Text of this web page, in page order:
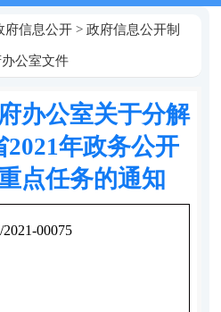
府信息公开> 政府信息公开制
公室文件
办公室关于分解
年政务公开
点任务的通知
00075